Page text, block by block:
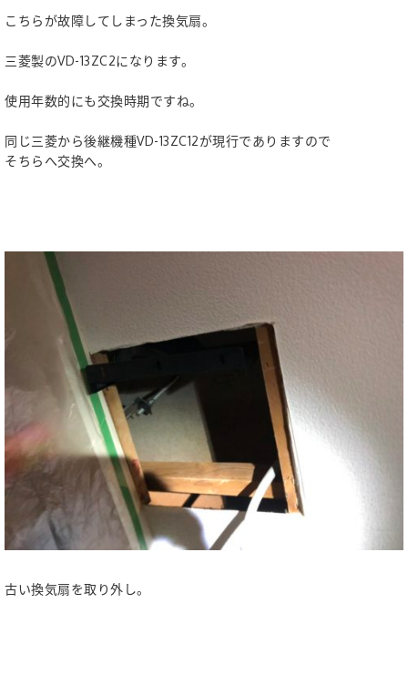
こちらが故障してしまった換気扇。
三菱製のVD-13ZC2になります。
使用年数的にも交換時期ですね。
同じ三菱から後継機種VD-13ZC12が現行でありますので
そちらへ交換へ。
古い換気扇を取り外し。